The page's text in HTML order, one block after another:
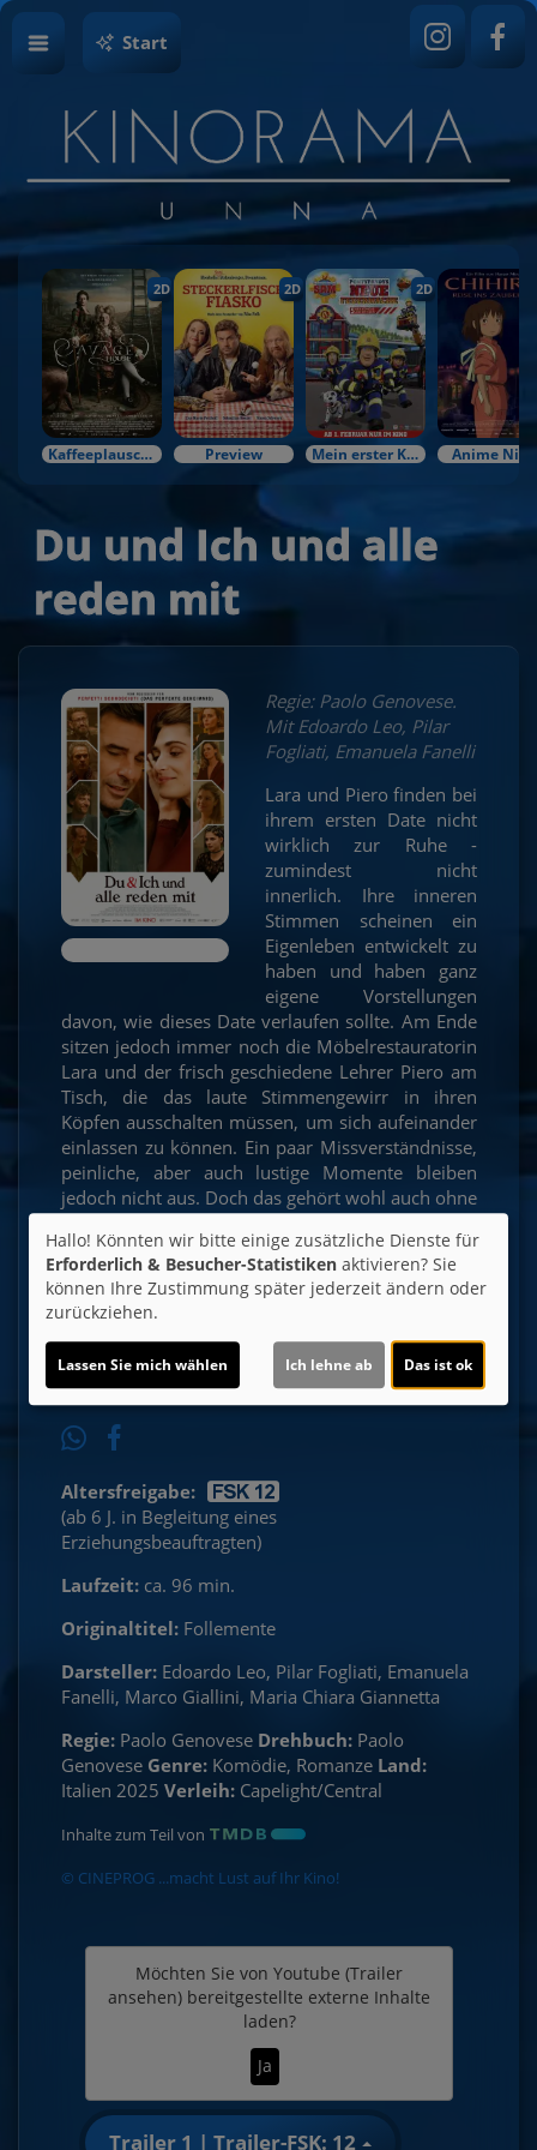
Start
2D
Kaffeeplausch & Kinozauber
2D
Preview
2D
Mein erster Kinobesuch Anime
Du und Ich und alle
reden mit
Regie: Paolo Genovese.
Mit Edoardo Leo, Pilar
Fogliati, Emanuela Fanelli
Lara und Piero finden bei
ihrem ersten Date nicht
wirklich zur Ruhe -
zumindest nicht
innerlich. Ihre inneren
Stimmen scheinen ein
Eigenleben entwickelt zu
haben und haben ganz
eigene Vorstellungen
davon, wie dieses Date verlaufen sollte. Am Ende
sitzen jedoch immer noch die Möbelrestauratorin
Lara und der frisch geschiedene Lehrer Piero am
Tisch, die das laute Stimmengewirr in ihren
Köpfen ausschalten müssen, um sich aufeinander
einlassen zu können. Ein paar Missverständnisse,
peinliche, aber auch lustige Momente bleiben
jedoch nicht aus. Doch das gehört wohl auch ohne
die inneren Stimmen dazu...
Ticket-Alarm
Altersfreigabe:
(ab 6 J. in Begleitung eines
Erziehungsbeauftragten)
Laufzeit: ca. 96 min.
Originaltitel: Follemente
Darsteller: Edoardo Leo, Pilar Fogliati, Emanuela
Fanelli, Marco Giallini, Maria Chiara Giannetta
Regie: Paolo Genovese Drehbuch: Paolo
Genovese Genre: Komödie, Romanze Land:
Italien 2025 Verleih: Capelight/Central
Inhalte zum Teil von
© CINEPROG ...macht Lust auf Ihr Kino!
Möchten Sie von Youtube (Trailer
ansehen) bereitgestellte externe Inhalte
laden?
Ja
Trailer 1 | Trailer-FSK: 12
Hallo! Könnten wir bitte einige zusätzliche Dienste für
Erforderlich & Besucher-Statistiken aktivieren? Sie
können Ihre Zustimmung später jederzeit ändern oder
zurückziehen.
Lassen Sie mich wählen Ich lehne ab Das ist ok